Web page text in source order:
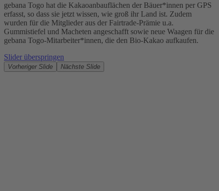
gebana Togo hat die Kakaoanbauflächen der Bäuer*innen per GPS
erfasst, so dass sie jetzt wissen, wie groß ihr Land ist. Zudem
wurden für die Mitglieder aus der Fairtrade-Prämie u.a.
Gummistiefel und Macheten angeschafft sowie neue Waagen für die
gebana Togo-Mitarbeiter*innen, die den Bio-Kakao aufkaufen.
Slider überspringen
Vorheriger Slide Nächste Slide